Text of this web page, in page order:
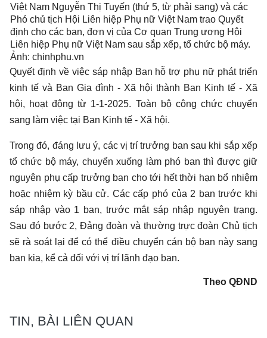
Việt Nam Nguyễn Thị Tuyến (thứ 5, từ phải sang) và các
Phó chủ tịch Hội Liên hiệp Phụ nữ Việt Nam trao Quyết
định cho các ban, đơn vị của Cơ quan Trung ương Hội
Liên hiệp Phụ nữ Việt Nam sau sắp xếp, tổ chức bộ máy.
Ảnh: chinhphu.vn
Quyết định về việc sáp nhập Ban hỗ trợ phụ nữ phát triển
kinh tế và Ban Gia đình - Xã hội thành Ban Kinh tế - Xã
hội, hoạt động từ 1-1-2025. Toàn bộ công chức chuyển
sang làm việc tại Ban Kinh tế - Xã hội.
Trong đó, đáng lưu ý, các vị trí trưởng ban sau khi sắp xếp
tổ chức bộ máy, chuyển xuống làm phó ban thì được giữ
nguyên phụ cấp trưởng ban cho tới hết thời hạn bổ nhiệm
hoặc nhiệm kỳ bầu cử. Các cấp phó của 2 ban trước khi
sáp nhập vào 1 ban, trước mắt sáp nhập nguyên trạng.
Sau đó bước 2, Đảng đoàn và thường trực đoàn Chủ tịch
sẽ rà soát lại để có thể điều chuyển cán bộ ban này sang
ban kia, kể cả đối với vị trí lãnh đạo ban.
Theo QĐND
TIN, BÀI LIÊN QUAN